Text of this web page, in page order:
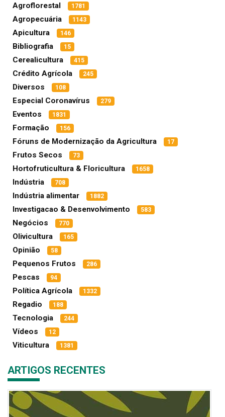
Agroflorestal 1781
Agropecuária 1143
Apicultura 146
Bibliografia 15
Cerealicultura 415
Crédito Agrícola 245
Diversos 108
Especial Coronavírus 279
Eventos 1831
Formação 156
Fóruns de Modernização da Agricultura 17
Frutos Secos 73
Hortofruticultura & Floricultura 1658
Indústria 708
Indústria alimentar 1882
Investigacao & Desenvolvimento 583
Negócios 770
Olivicultura 165
Opinião 58
Pequenos Frutos 286
Pescas 94
Política Agrícola 1332
Regadio 188
Tecnologia 244
Vídeos 12
Viticultura 1381
ARTIGOS RECENTES